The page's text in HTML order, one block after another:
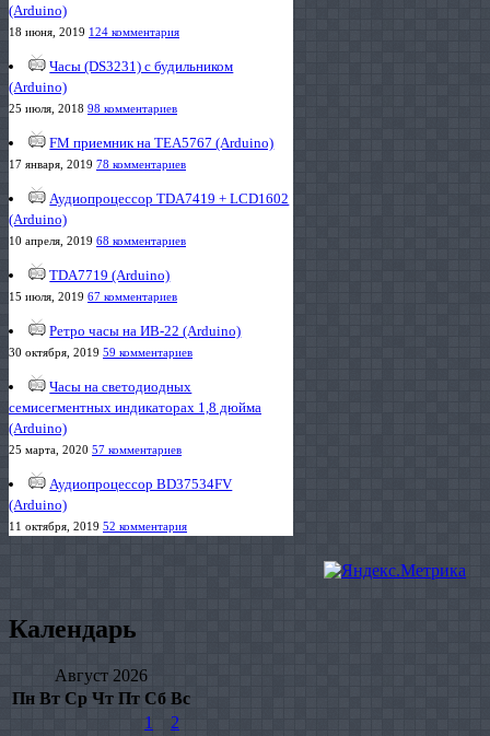
(Arduino)
18 июня, 2019 124 комментария
Часы (DS3231) с будильником
(Arduino)
25 июля, 2018 98 комментариев
FM приемник на TEA5767 (Arduino)
17 января, 2019 78 комментариев
Аудиопроцессор TDA7419 + LCD1602
(Arduino)
10 апреля, 2019 68 комментариев
TDA7719 (Arduino)
15 июля, 2019 67 комментариев
Ретро часы на ИВ-22 (Arduino)
30 октября, 2019 59 комментариев
Часы на светодиодных
семисегментных индикаторах 1,8 дюйма
(Arduino)
25 марта, 2020 57 комментариев
Аудиопроцессор BD37534FV
(Arduino)
11 октября, 2019 52 комментария
Календарь
Август 2026
Пн Вт Ср Чт Пт Сб Вс
1
2